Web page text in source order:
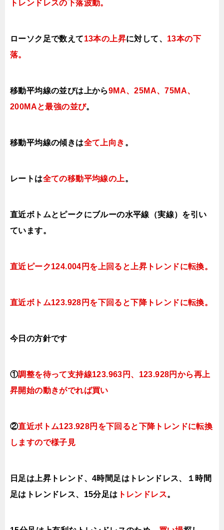
トレンドレスの下落波動。
ローソク足で数えて13本の上昇に対して、 13本の下
落。
移動平均線の並びは上から9MA、25MA、75MA、
200MAと最強の並び。
移動平均線の傾きは全て上向き 。
レートは全ての移動平均線の上。
直近ボトムとピークにブルーの水平線（実線）を引い
ています。
直近ピーク124.004円を上回ると上昇 トレンドに転換。
直近ボトム123.928円を下回ると下降トレンドに転換。
今日 の方針です
①調整を待って支持線123.963円、123.928円から再上
昇開始の動きがでれば買い
②直近ボトム123.928円を下回ると下降トレンドに転換
しますので様子見
日足は上昇トレンド、4時間足はトレンドレス、１時間
足はトレンドレス、15分足は ト レンドレス。